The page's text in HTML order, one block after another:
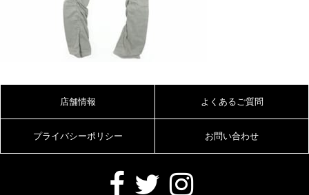
店舗情報 よくあるご質問
プライバシーポリシー お問い合わせ